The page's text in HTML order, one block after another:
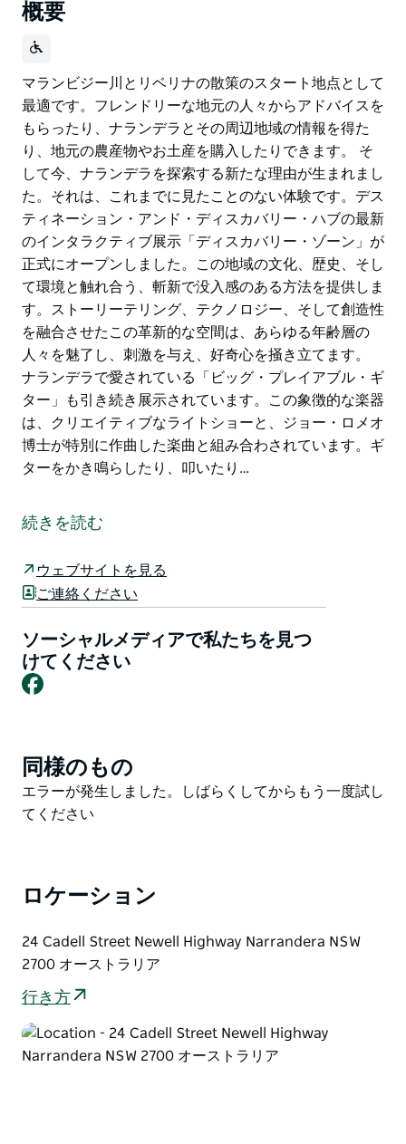
概要
マランビジー川とリベリナの散策のスタート地点として
最適です。フレンドリーな地元の人々からアドバイスを
もらったり、ナランデラとその周辺地域の情報を得た
り、地元の農産物やお土産を購入したりできます。 そ
して今、ナランデラを探索する新たな理由が生まれまし
た。それは、これまでに見たことのない体験です。デス
ティネーション・アンド・ディスカバリー・ハブの最新
のインタラクティブ展示「ディスカバリー・ゾーン」が
正式にオープンしました。この地域の文化、歴史、そし
て環境と触れ合う、斬新で没入感のある方法を提供しま
す。ストーリーテリング、テクノロジー、そして創造性
を融合させたこの革新的な空間は、あらゆる年齢層の
人々を魅了し、刺激を与え、好奇心を掻き立てます。
ナランデラで愛されている「ビッグ・プレイアブル・ギ
ター」も引き続き展示されています。この象徴的な楽器
は、クリエイティブなライトショーと、ジョー・ロメオ
博士が特別に作曲した楽曲と組み合わされています。ギ
ターをかき鳴らしたり、叩いたり…
最適です。フレンドリーな地元の人々からアドバイスを
もらったり、ナランデラとその周辺地域の情報を得た
そして今、ナランデラを探索する新たな理由が生まれま
スティネーション・アンド・ディスカバリー・ハブの最
新のインタラクティブ展示「ディスカバリー・ゾーン」
が正式にオープンしました。この地域の文化、歴史、そ
人々を魅了し、刺激を与え、好奇心を掻き立てます。
ナランデラで愛されている「ビッグ・プレイアブル・ギ
ター」も引き続き展示されています。この象徴的な楽器
ターをかき鳴らしたり、叩いたり、様々な実験をしたり
ニューウェル・ハイウェイ（カデル・ストリート）沿い
のマリー・バシール・パークにあるナランデラ・デステ
ィネーション・アンド・ディスカバリー・ハブでは、思
ご提供しています。外の路上には、終日無料で利用可能
な長距離用駐車場があります。
続きを読む
ウェブサイトを見る
ご連絡ください
ソーシャルメディアで私たちを見つ
けてください
Facebook
Product
List
同様のもの
Product
List
エラーが発生しました。しばらくしてからもう一度試し
てください
ロケーション
24 Cadell Street Newell Highway Narrandera NSW
2700 オーストラリア
行き方